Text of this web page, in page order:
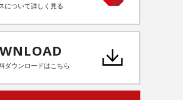
について詳しく見る
ダウンロードはこちら